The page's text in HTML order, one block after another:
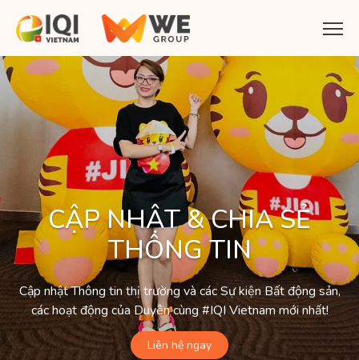
CẬP NHẬT & CHIA SẺ
THÔNG TIN
Cập nhật Thông tin thị trường và các Sự kiện Bất động sản,
các hoạt động của Duyên cùng #IQI Vietnam mới nhất!
Liên hệ ngay